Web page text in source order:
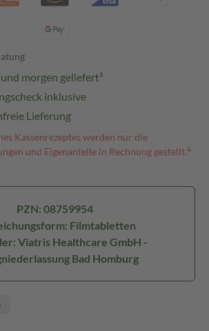
morgen geliefert³
inklusive
Lieferung
Kassenrezeptes werden nur die
und Eigenanteile in Rechnung gestellt.⁴
PZN: 08759954
Filmtabletten
Viatris Healthcare GmbH -
Bad Homburg